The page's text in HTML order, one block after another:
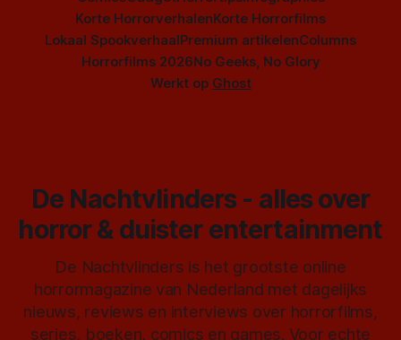
Korte HorrorverhalenKorte Horrorfilms
Lokaal SpookverhaalPremium artikelenColumns
Horrorfilms 2026No Geeks, No Glory
Werkt op Ghost
De Nachtvlinders - alles over
horror & duister entertainment
De Nachtvlinders is het grootste online
horrormagazine van Nederland met dagelijks
nieuws, reviews en interviews over horrorfilms,
series, boeken, comics en games. Voor echte